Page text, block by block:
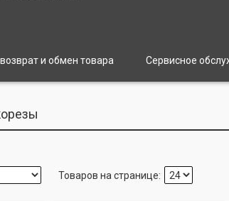
и обмен товара Сервисное